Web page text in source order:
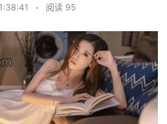
• 阅读 95